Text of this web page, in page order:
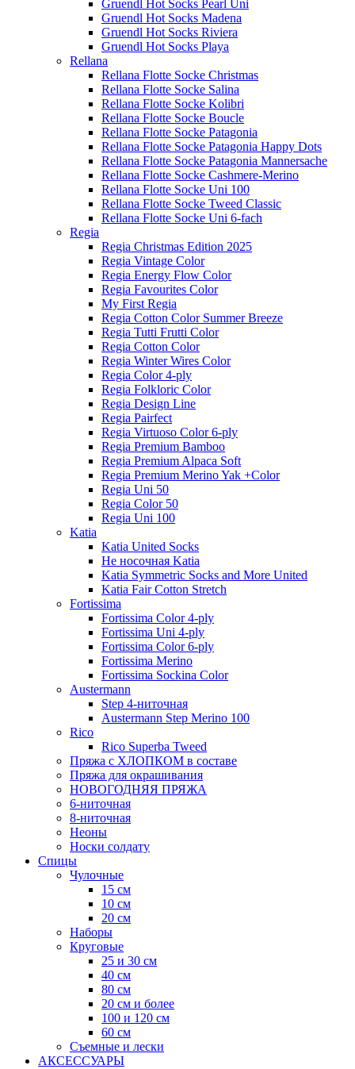
Gruendl Hot Socks Pearl Uni
Gruendl Hot Socks Madena
Gruendl Hot Socks Riviera
Gruendl Hot Socks Playa
Rellana
Rellana Flotte Socke Christmas
Rellana Flotte Socke Salina
Rellana Flotte Socke Kolibri
Rellana Flotte Socke Boucle
Rellana Flotte Socke Patagonia
Rellana Flotte Socke Patagonia Happy Dots
Rellana Flotte Socke Patagonia Mannersache
Rellana Flotte Socke Cashmere-Merino
Rellana Flotte Socke Uni 100
Rellana Flotte Socke Tweed Classic
Rellana Flotte Socke Uni 6-fach
Regia
Regia Christmas Edition 2025
Regia Vintage Color
Regia Energy Flow Color
Regia Favourites Color
My First Regia
Regia Cotton Color Summer Breeze
Regia Tutti Frutti Color
Regia Cotton Color
Regia Winter Wires Color
Regia Color 4-ply
Regia Folkloric Color
Regia Design Line
Regia Pairfect
Regia Virtuoso Color 6-ply
Regia Premium Bamboo
Regia Premium Alpaca Soft
Regia Premium Merino Yak +Color
Regia Uni 50
Regia Color 50
Regia Uni 100
Katia
Katia United Socks
Не носочная Katia
Katia Symmetric Socks and More United
Katia Fair Cotton Stretch
Fortissima
Fortissima Color 4-ply
Fortissima Uni 4-ply
Fortissima Color 6-ply
Fortissima Merino
Fortissima Sockina Color
Austermann
Step 4-ниточная
Austermann Step Merino 100
Rico
Rico Superba Tweed
Пряжа с ХЛОПКОМ в составе
Пряжа для окрашивания
НОВОГОДНЯЯ ПРЯЖА
6-ниточная
8-ниточная
Неоны
Носки солдату
Спицы
Чулочные
15 см
10 см
20 см
Наборы
Круговые
25 и 30 см
40 см
80 см
20 см и более
100 и 120 см
60 см
Съемные и лески
АКСЕССУАРЫ